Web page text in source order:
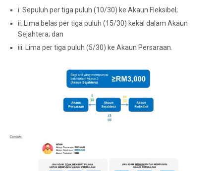
i. Sepuluh per tiga puluh (10/30) ke Akaun Fleksibel;
ii. Lima belas per tiga puluh (15/30) kekal dalam Akaun
Sejahtera; dan
iii. Lima per tiga puluh (5/30) ke Akaun Persaraan.